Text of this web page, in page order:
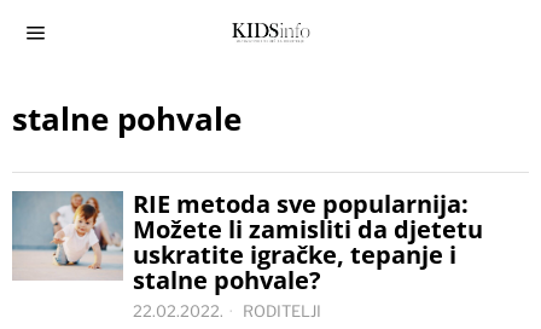
stalne pohvale
RIE metoda sve popularnija:
Možete li zamisliti da djetetu
uskratite igračke, tepanje i
stalne pohvale?
22.02.2022. RODITELJI